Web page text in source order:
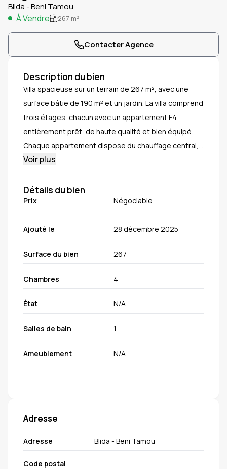
Blida - Beni Tamou
À Vendre 267 m²
Contacter Agence
Description du bien
Villa spacieuse sur un terrain de 267 m², avec une
surface bâtie de 190 m² et un jardin. La villa comprend
trois étages, chacun avec un appartement F4
entièrement prêt, de haute qualité et bien équipé.
Chaque appartement dispose du chauffage central,
de caméras de surveillance et de finitions haut de
plus de 40 litres et trois garages avec un grand
espace de rangement. Située dans un quartier calme
et sécurisé, proche des écoles, commerces et
centre de santé. Le bien dispose d’un acte notarié et
Voir plus
Détails du bien
Prix Négociable
Ajouté le 28 décembre 2025
Surface du bien 267
État N/A
Chambres 4
Salles de bain 1
Ameublement N/A
Adresse
Adresse Blida - Beni Tamou
Code postal